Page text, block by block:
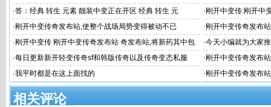
·答：经典 转生 元素 靓装中变正在开区 经典 转生 元 ·刚开中变传:刚开中
不要连续升4次
·刚开中变传奇发布站,使整个战场局势变得被动不已 ·刚开中变传奇发布
变传奇发布
·刚开中变传 刚开中变传奇发布站 奇发布站,将新药其中包
括传奇生物 Ci
·今天小编就为大家
·每日更新新开轻变传奇sf和韩版传奇以及传奇变态私服 ·刚开中变传奇发布
清楚#新开中
·我平时都是在这上面找的 ·刚开中变传奇发布
刚开中变传奇发布
相关评论